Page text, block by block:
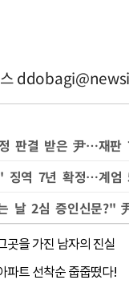
판결 받은 尹…재판